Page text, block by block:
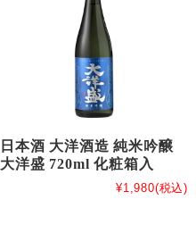
日本酒 大洋酒造 純米吟醸
大洋盛 720ml 化粧箱入
¥1,980(税込)